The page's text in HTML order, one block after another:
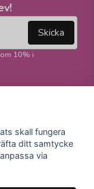
Skicka
10% i
skall fungera
ditt samtycke
via